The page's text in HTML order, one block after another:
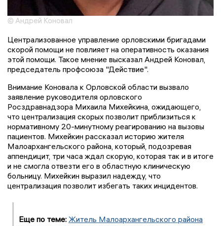
© Андрей Коновал
Централизованное управление орловскими бригадами
скорой помощи не повлияет на оперативность оказания
этой помощи. Такое мнение высказал Андрей Коновал,
председатель профсоюза "Действие".
Внимание Коновала к Орловской области вызвало
заявление руководителя орловского
Росздравнадзора Михаила Михейкина, ожидающего,
что централизация скорых позволит приблизиться к
нормативному 20-минутному реагированию на вызовы
пациентов. Михейкин рассказал историю жителя
Малоархангельского района, который, подозревая
аппендицит, три часа ждал скорую, которая так и в итоге
и не смогла отвезти его в областную клиническую
больницу. Михейкин выразил надежду, что
централизация позволит избегать таких инцидентов.
Еще по теме: Житель Малоархангельского района